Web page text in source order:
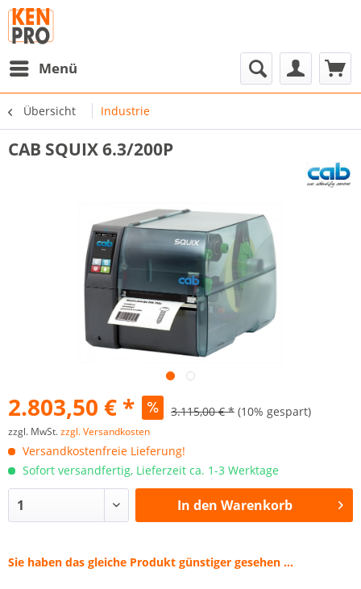
Menü
Übersicht Industrie
CAB SQUIX 6.3/200P
2.803,50 € * 3.115,00 € * (10% gespart)
zzgl. MwSt.zzgl. Versandkosten
Versandkostenfreie Lieferung!
Sofort versandfertig, Lieferzeit ca. 1-3 Werktage
In den Warenkorb
Sie haben das gleiche Produkt günstiger gesehen ...